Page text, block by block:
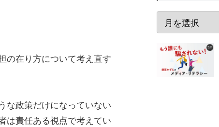
の在り方について考え直す
な政策だけになっていない
は責任ある視点で考えてい